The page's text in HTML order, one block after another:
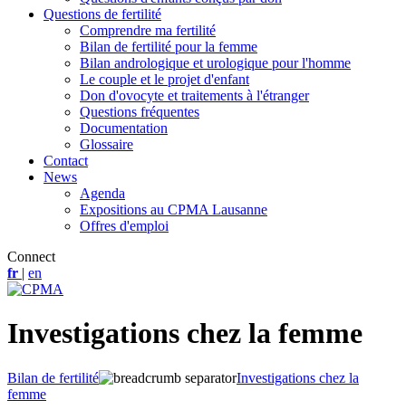
Questions de fertilité
Comprendre ma fertilité
Bilan de fertilité pour la femme
Bilan andrologique et urologique pour l'homme
Le couple et le projet d'enfant
Don d'ovocyte et traitements à l'étranger
Questions fréquentes
Documentation
Glossaire
Contact
News
Agenda
Expositions au CPMA Lausanne
Offres d'emploi
Connect
fr | en
Investigations chez la femme
Bilan de fertilité
Investigations chez la
femme